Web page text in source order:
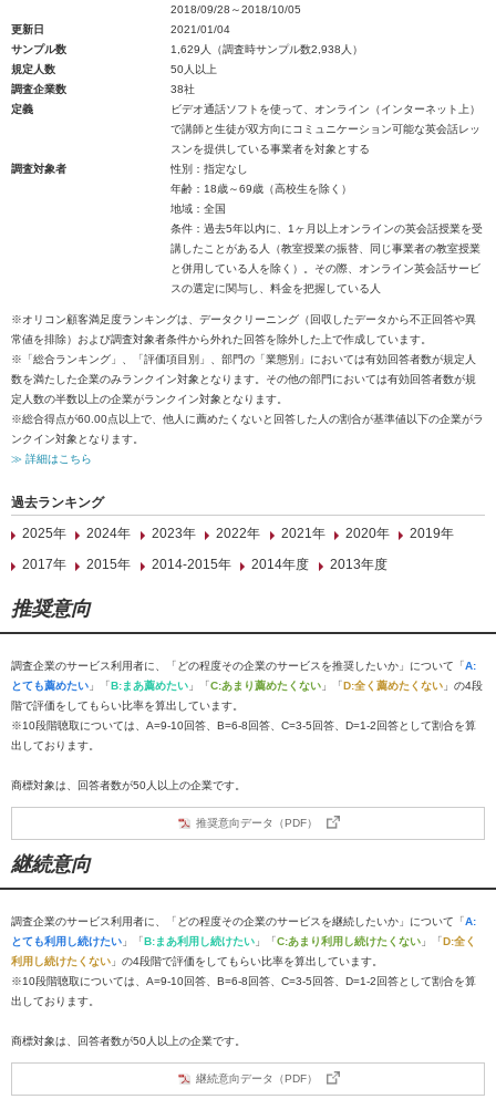
2018/09/28～2018/10/05
更新日
2021/01/04
サンプル数
1,629人（調査時サンプル数2,938人）
規定人数
50人以上
調査企業数
38社
定義
ビデオ通話ソフトを使って、オンライン（インターネット上）
で講師と生徒が双方向にコミュニケーション可能な英会話レッ
スンを提供している事業者を対象とする
調査対象者
性別：指定なし
年齢：18歳～69歳（高校生を除く）
地域：全国
条件：過去5年以内に、1ヶ月以上オンラインの英会話授業を受
講したことがある人（教室授業の振替、同じ事業者の教室授業
と併用している人を除く）。その際、オンライン英会話サービ
スの選定に関与し、料金を把握している人
※オリコン顧客満足度ランキングは、データクリーニング（回収したデータから不正回答や異
常値を排除）および調査対象者条件から外れた回答を除外した上で作成しています。
※「総合ランキング」、「評価項目別」、部門の「業態別」においては有効回答者数が規定人
数を満たした企業のみランクイン対象となります。その他の部門においては有効回答者数が規
定人数の半数以上の企業がランクイン対象となります。
※総合得点が60.00点以上で、他人に薦めたくないと回答した人の割合が基準値以下の企業がラ
ンクイン対象となります。
≫ 詳細はこちら
過去ランキング
2025年
2024年 2023年 2022年 2021年 2020年
2019年
2017年
2015年 2014-2015年 2014年度 2013年度
推奨意向
調査企業のサービス利用者に、「どの程度その企業のサービスを推奨したいか」について「A:
とても薦めたい 」「B:まあ薦めたい 」「C:あまり薦めたくない 」「D:全く薦めたくない 」の4段
階で評価をしてもらい比率を算出しています。
※10段階聴取については、A=9-10回答、B=6-8回答、C=3-5回答、D=1-2回答として割合を算
出しております。
商標対象は、回答者数が50人以上の企業です。
推奨意向データ（PDF）
継続意向
調査企業のサービス利用者に、「どの程度その企業のサービスを継続したいか」について「A:
とても利用し続けたい 」「B:まあ利用し続けたい 」「C:あまり利用し続けたくない 」「D:全く
利用し続けたくない 」の4段階で評価をしてもらい比率を算出しています。
※10段階聴取については、A=9-10回答、B=6-8回答、C=3-5回答、D=1-2回答として割合を算
出しております。
商標対象は、回答者数が50人以上の企業です。
継続意向データ（PDF）